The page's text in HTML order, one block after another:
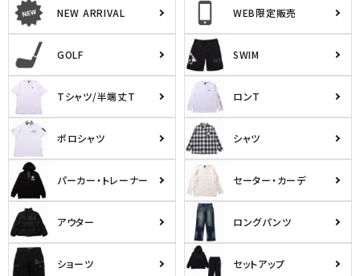
NEW ARRIVAL WEB限定販売
GOLF SWIM
Tシャツ/半端丈T ロンT
ポロシャツ シャツ
パーカー・トレーナー セーター・カーデ
アウター ロングパンツ
ショーツ セットアップ